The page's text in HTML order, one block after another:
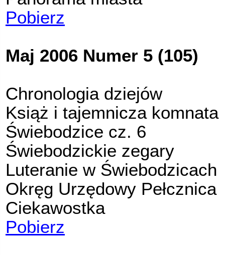
Pobierz
Maj 2006 Numer 5 (105)
Chronologia dziejów
Książ i tajemnicza komnata
Świebodzice cz. 6
Świebodzickie zegary
Luteranie w Świebodzicach
Okręg Urzędowy Pełcznica
Ciekawostka
Pobierz